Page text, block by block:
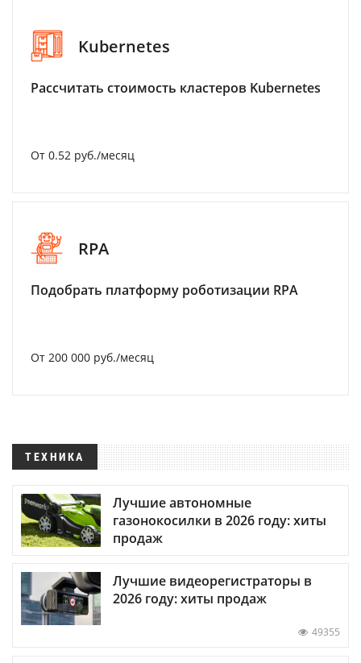
Kubernetes
Рассчитать стоимость кластеров Kubernetes
От 0.52 руб./месяц
RPA
Подобрать платформу роботизации RPA
От 200 000 руб./месяц
ТЕХНИКА
Лучшие автономные
газонокосилки в 2026 году: хиты
продаж
Лучшие видеорегистраторы в
2026 году: хиты продаж
49355